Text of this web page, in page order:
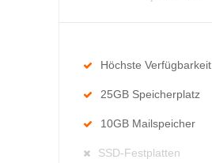
Höchste Verfügbarkeit
25GB Speicherplatz
10GB Mailspeicher
SSD-Festplatten